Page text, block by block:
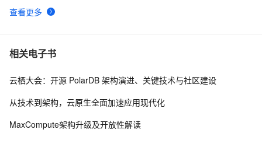
查看更多
相关电子书
云栖大会：开源 PolarDB 架构演进、关键技术与社区建设
从技术到架构，云原生全面加速应用现代化
MaxCompute架构升级及开放性解读